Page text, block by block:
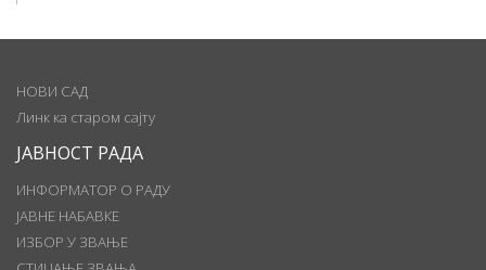
НОВИ САД
Линк ка старом сајту
ЈАВНОСТ РАДА
ИНФОРМАТОР О РАДУ
ЈАВНЕ НАБАВКЕ
ИЗБОР У ЗВАЊЕ